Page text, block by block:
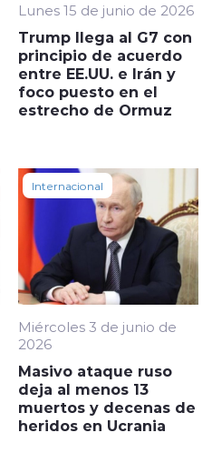
Lunes 15 de junio de 2026
Trump llega al G7 con
principio de acuerdo
entre EE.UU. e Irán y
foco puesto en el
estrecho de Ormuz
Internacional
Miércoles 3 de junio de
2026
Masivo ataque ruso
deja al menos 13
muertos y decenas de
heridos en Ucrania